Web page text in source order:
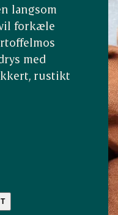
langsom
forkæle
med
rustikt